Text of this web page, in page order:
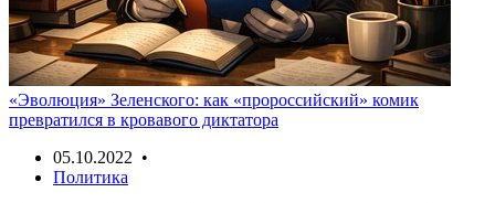
«Эволюция» Зеленского: как «пророссийский» комик
превратился в кровавого диктатора
05.10.2022 •
Политика